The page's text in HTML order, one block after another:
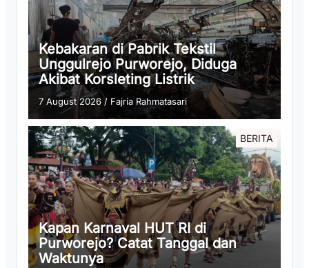
Kebakaran di Pabrik Tekstil
Unggulrejo Purworejo, Diduga
Akibat Korsleting Listrik
7 August 2026/ Fajria Rahmatasari
BERITA
Kapan Karnaval HUT RI di
Purworejo? Catat Tanggal dan
Waktunya